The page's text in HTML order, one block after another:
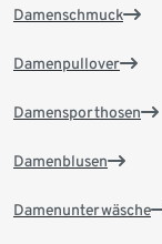
Damenschmuck
Damenpullover
Damensporthosen
Damenblusen
Damenunterwäsche